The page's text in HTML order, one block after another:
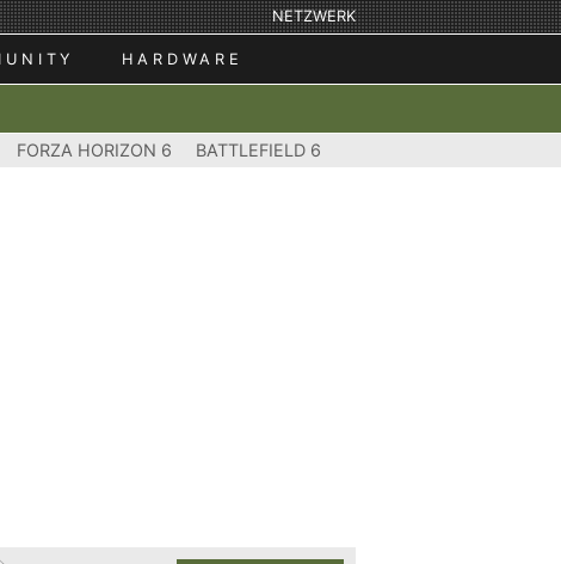
NETZWERK
HARDWARE
FORZA HORIZON 6 BATTLEFIELD 6